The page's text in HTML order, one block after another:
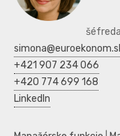
+421 907 234 066
+420 774 699 168
LinkedIn